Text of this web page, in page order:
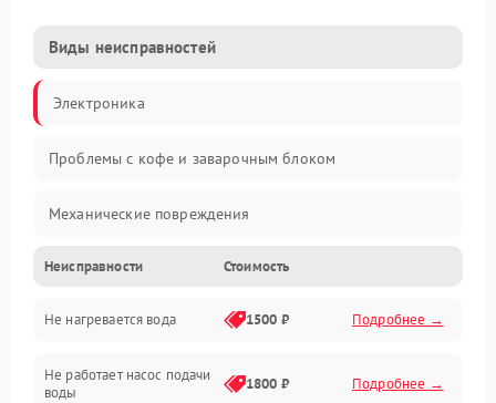
Виды неисправностей
Электроника
Проблемы с кофе и заварочным блоком
Механические повреждения
Прочие неисправности
Включение и работа
Проблемы с водой
Неисправности Стоимость
Не нагревается вода 1500 ₽ Подробнее →
Не работает насос подачи
воды
1800 ₽ Подробнее →